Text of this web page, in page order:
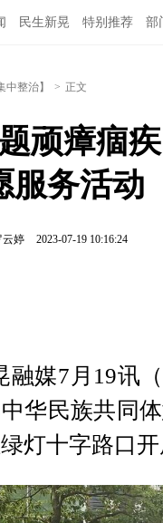
民生新晃 特别推荐 部
中整治】 > 正文
顽瘴痼
服务活动
云婷 2023-07-19 10:16:24
融媒7月19讯
华民族共同
灯十字路口